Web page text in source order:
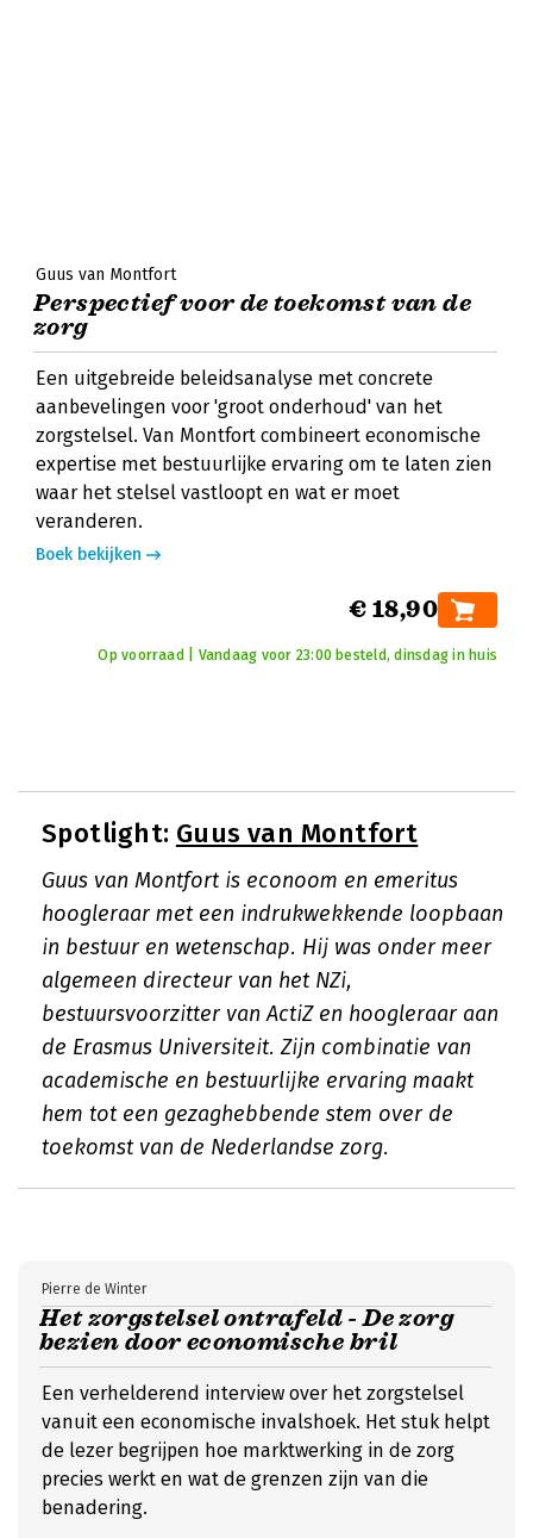
Guus van Montfort
Perspectief voor de toekomst van de
zorg
Een uitgebreide beleidsanalyse met concrete
aanbevelingen voor 'groot onderhoud' van het
zorgstelsel. Van Montfort combineert economische
expertise met bestuurlijke ervaring om te laten zien
waar het stelsel vastloopt en wat er moet
veranderen.
Boek bekijken
€ 18,90
Op voorraad | Vandaag voor 23:00 besteld, dinsdag in huis
Spotlight: Guus van Montfort
Guus van Montfort is econoom en emeritus
hoogleraar met een indrukwekkende loopbaan
in bestuur en wetenschap. Hij was onder meer
algemeen directeur van het NZi,
bestuursvoorzitter van ActiZ en hoogleraar aan
de Erasmus Universiteit. Zijn combinatie van
academische en bestuurlijke ervaring maakt
hem tot een gezaghebbende stem over de
toekomst van de Nederlandse zorg.
Het zorgstelsel ontrafeld - De zorg
bezien door economische bril
Pierre de Winter
Een verhelderend interview over het zorgstelsel
vanuit een economische invalshoek. Het stuk helpt
de lezer begrijpen hoe marktwerking in de zorg
precies werkt en wat de grenzen zijn van die
benadering.